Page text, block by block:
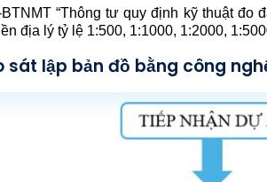
BTNMT “Thông tư quy định kỹ thuật
địa lý tỷ lệ 1:500, 1:1000, 1:2000,
sát lập bản đồ bằng công